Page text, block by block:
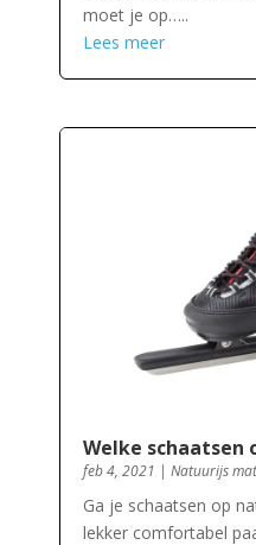
moet je op…..
Lees meer
Welke schaatsen
feb 4, 2021 | Natuurijs
Ga je schaatsen op
lekker comfortabel